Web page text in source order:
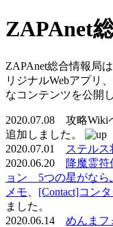
ZAPAnet
ZAPAnet総合情報局
リジナルWebアプリ
なコンテンツを公開
2020.07.08 攻略Wiki
追加しました。
2020.07.01
ステルス
2020.06.20
降魔霊符
ョン 5つの星がなら
メモ
[Contact]コン
ました。
2020.06.14 めんまフ